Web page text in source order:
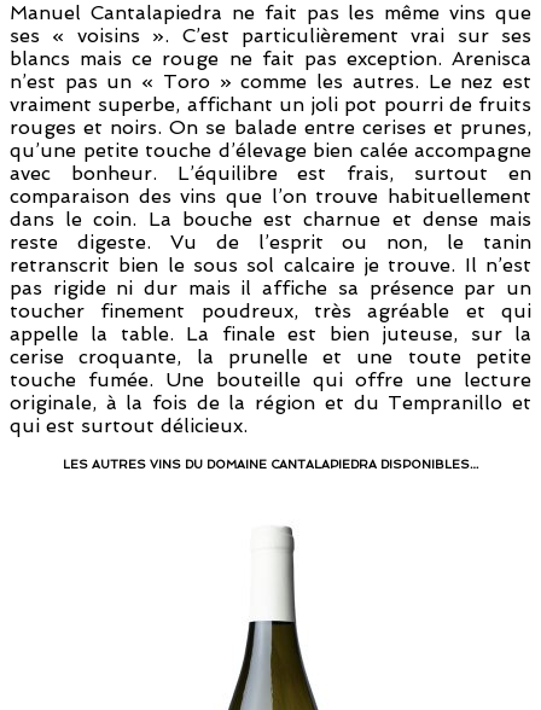
Manuel Cantalapiedra ne fait pas les même vins que
ses « voisins ». C’est particulièrement vrai sur ses
blancs mais ce rouge ne fait pas exception. Arenisca
n’est pas un « Toro » comme les autres. Le nez est
vraiment superbe, affichant un joli pot pourri de fruits
rouges et noirs. On se balade entre cerises et prunes,
qu’une petite touche d’élevage bien calée accompagne
avec bonheur. L’équilibre est frais, surtout en
comparaison des vins que l’on trouve habituellement
dans le coin. La bouche est charnue et dense mais
reste digeste. Vu de l’esprit ou non, le tanin
retranscrit bien le sous sol calcaire je trouve. Il n’est
pas rigide ni dur mais il affiche sa présence par un
toucher finement poudreux, très agréable et qui
appelle la table. La finale est bien juteuse, sur la
cerise croquante, la prunelle et une toute petite
touche fumée. Une bouteille qui offre une lecture
originale, à la fois de la région et du Tempranillo et
qui est surtout délicieux.
LES AUTRES VINS DU DOMAINE CANTALAPIEDRA DISPONIBLES…